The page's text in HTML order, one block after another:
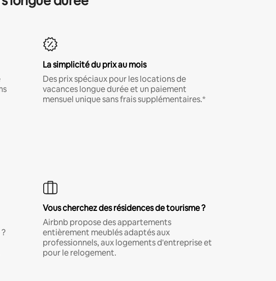
La simplicité du prix au mois
Des prix spéciaux pour les locations de
vacances longue durée et un paiement
mensuel unique sans frais supplémentaires.*
Vous cherchez des résidences de tourisme ?
Airbnb propose des appartements
entièrement meublés adaptés aux
professionnels, aux logements d'entreprise et
pour le relogement.